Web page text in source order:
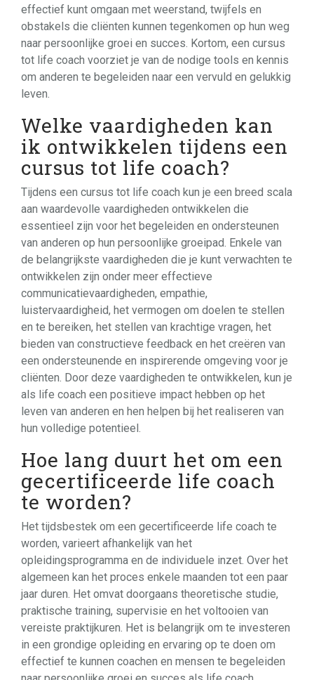
effectief kunt omgaan met weerstand, twijfels en
obstakels die cliënten kunnen tegenkomen op hun weg
naar persoonlijke groei en succes. Kortom, een cursus
tot life coach voorziet je van de nodige tools en kennis
om anderen te begeleiden naar een vervuld en gelukkig
leven.
Welke vaardigheden kan
ik ontwikkelen tijdens een
cursus tot life coach?
Tijdens een cursus tot life coach kun je een breed scala
aan waardevolle vaardigheden ontwikkelen die
essentieel zijn voor het begeleiden en ondersteunen
van anderen op hun persoonlijke groeipad. Enkele van
de belangrijkste vaardigheden die je kunt verwachten te
ontwikkelen zijn onder meer effectieve
communicatievaardigheden, empathie,
luistervaardigheid, het vermogen om doelen te stellen
en te bereiken, het stellen van krachtige vragen, het
bieden van constructieve feedback en het creëren van
een ondersteunende en inspirerende omgeving voor je
cliënten. Door deze vaardigheden te ontwikkelen, kun je
als life coach een positieve impact hebben op het
leven van anderen en hen helpen bij het realiseren van
hun volledige potentieel.
Hoe lang duurt het om een
gecertificeerde life coach
te worden?
Het tijdsbestek om een gecertificeerde life coach te
worden, varieert afhankelijk van het
opleidingsprogramma en de individuele inzet. Over het
algemeen kan het proces enkele maanden tot een paar
jaar duren. Het omvat doorgaans theoretische studie,
praktische training, supervisie en het voltooien van
vereiste praktijkuren. Het is belangrijk om te investeren
in een grondige opleiding en ervaring op te doen om
effectief te kunnen coachen en mensen te begeleiden